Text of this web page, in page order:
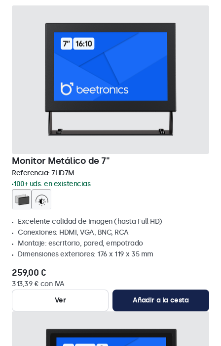
Monitor Metálico de 7"
Referencia: 7HD7M
100+ uds. en existencias
Excelente calidad de imagen (hasta Full HD)
Conexiones: HDMI, VGA, BNC, RCA
Montaje: escritorio, pared, empotrado
Dimensiones exteriores: 176 x 119 x 35 mm
259,00 €
313,39 € con IVA
Ver
Añadir a la cesta